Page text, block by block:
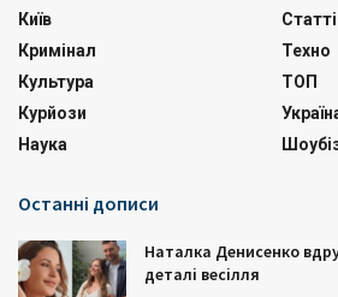
Київ
Кримінал
Культура
Курйози
Наука
Статті
Техно
ТОП
Останні дописи
Наталка Денисенко
деталі весілля